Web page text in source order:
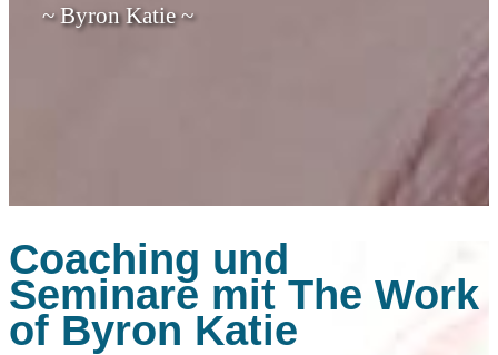
~ Byron Katie ~
Coaching und
Seminare mit The Work
of Byron Katie